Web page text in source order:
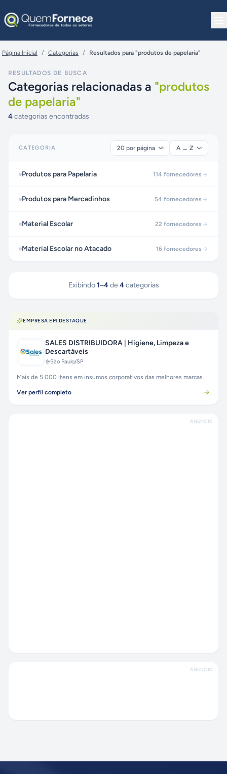
Página Inicial / Categorias / Resultados para "produtos de papelaria"
RESULTADOS DE BUSCA
Categorias relacionadas a "produtos
de papelaria"
4categorias encontradas
CATEGORIA
Produtos para Papelaria 114 fornecedores
Produtos para Mercadinhos 54 fornecedores
Material Escolar 22 fornecedores
Material Escolar no Atacado 16 fornecedores
Exibindo 1–4 de 4 categorias
EMPRESA EM DESTAQUE
SALES DISTRIBUIDORA | Higiene, Limpeza e
Descartáveis
São Paulo/SP
Mais de 5.000 itens em insumos corporativos das melhores marcas.
Ver perfil completo
ANÚNCIO
ANÚNCIO